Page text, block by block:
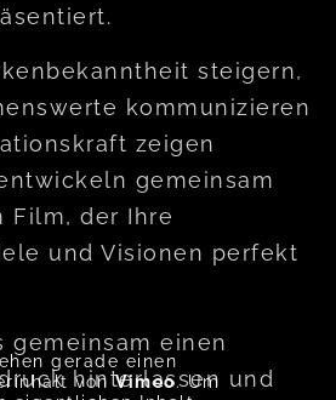
steigern,
kommunizieren
zeigen
gemeinsam
Film, der Ihre
und Visionen perfekt
gemeinsam einen
hinterlassen und
gerade einen
vonVimeo. Um